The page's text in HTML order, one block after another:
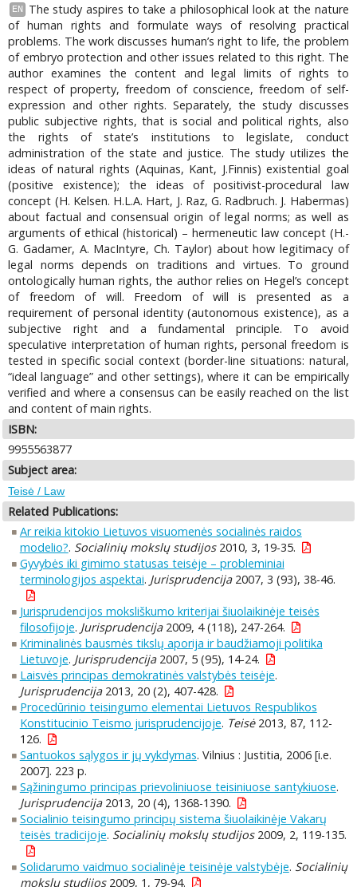
EN
The study aspires to take a philosophical look at the nature
of human rights and formulate ways of resolving practical
problems. The work discusses human’s right to life, the problem
of embryo protection and other issues related to this right. The
author examines the content and legal limits of rights to
respect of property, freedom of conscience, freedom of self-
expression and other rights. Separately, the study discusses
public subjective rights, that is social and political rights, also
the rights of state’s institutions to legislate, conduct
administration of the state and justice. The study utilizes the
ideas of natural rights (Aquinas, Kant, J.Finnis) existential goal
(positive existence); the ideas of positivist-procedural law
concept (H. Kelsen. H.L.A. Hart, J. Raz, G. Radbruch. J. Habermas)
about factual and consensual origin of legal norms; as well as
arguments of ethical (historical) – hermeneutic law concept (H.-
G. Gadamer, A. MacIntyre, Ch. Taylor) about how legitimacy of
legal norms depends on traditions and virtues. To ground
ontologically human rights, the author relies on Hegel’s concept
of freedom of will. Freedom of will is presented as a
requirement of personal identity (autonomous existence), as a
subjective right and a fundamental principle. To avoid
speculative interpretation of human rights, personal freedom is
tested in specific social context (border-line situations: natural,
“ideal language” and other settings), where it can be empirically
verified and where a consensus can be easily reached on the list
and content of main rights.
ISBN:
9955563877
Subject area:
Teisė / Law
Related Publications:
Ar reikia kitokio Lietuvos visuomenės socialinės raidos
modelio?. Socialinių mokslų studijos2010, 3, 19-35.
Gyvybės iki gimimo statusas teisėje – probleminiai
terminologijos aspektai. Jurisprudencija2007, 3 (93), 38-46.
Jurisprudencijos moksliškumo kriterijai šiuolaikinėje teisės
filosofijoje. Jurisprudencija2009, 4 (118), 247-264.
Kriminalinės bausmės tikslų aporija ir baudžiamoji politika
Lietuvoje. Jurisprudencija2007, 5 (95), 14-24.
Laisvės principas demokratinės valstybės teisėje.
Jurisprudencija2013, 20 (2), 407-428.
Procedūrinio teisingumo elementai Lietuvos Respublikos
Konstitucinio Teismo jurisprudencijoje. Teisė2013, 87, 112-
126.
Santuokos sąlygos ir jų vykdymas. Vilnius : Justitia, 2006 [i.e.
2007]. 223 p.
Sąžiningumo principas prievoliniuose teisiniuose santykiuose.
Jurisprudencija2013, 20 (4), 1368-1390.
Socialinio teisingumo principų sistema šiuolaikinėje Vakarų
teisės tradicijoje. Socialinių mokslų studijos2009, 2, 119-135.
Solidarumo vaidmuo socialinėje teisinėje valstybėje. Socialinių
mokslų studijos2009, 1, 79-94.